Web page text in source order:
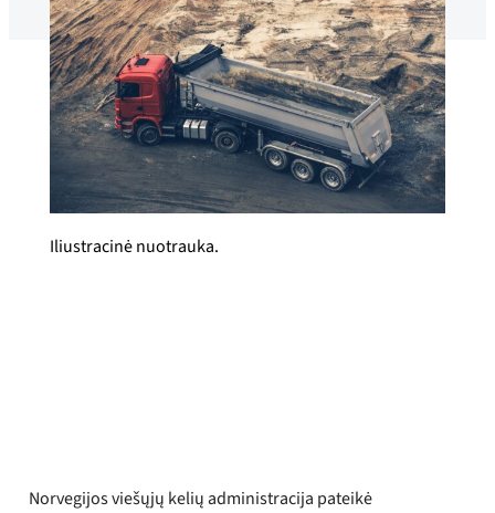
Iliustracinė nuotrauka.
Norvegijos viešųjų kelių administracija pateikė